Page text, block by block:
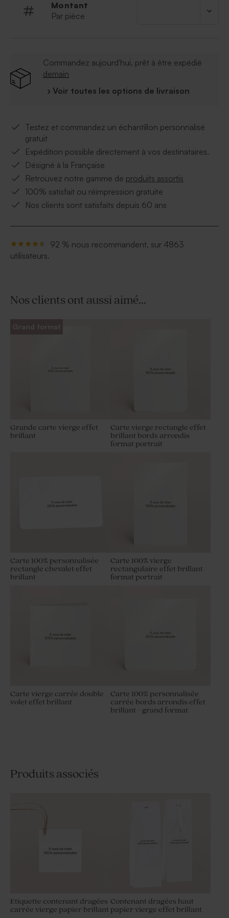
Montant
Par pièce
Commandez aujourd'hui, prêt à être expédié
demain
› Voir toutes les options de livraison
Testez et commandez un échantillon personnalisé
gratuit
Expédition possible directement à vos destinataires.
Désigné à la Française
Retrouvez notre gamme de produits assortis
100% satisfait ou réimpression gratuite
Nos clients sont satisfaits depuis 60 ans
92 % nous recommandent, sur 4863
utilisateurs.
Nos clients ont aussi aimé...
Grand format
Grande carte vierge effet
brillant
Carte vierge rectangle effet
brillant bords arrondis
format portrait
Carte 100% personnalisée
rectangle chevalet effet
brillant
Carte 100% vierge
rectangulaire effet brillant
format portrait
Carte vierge carrée double
volet effet brillant
Carte 100% personnalisée
carrée bords arrondis effet
brillant - grand format
Produits associés
Etiquette contenant dragées
carrée vierge papier brillant
Contenant dragées haut
papier vierge effet brillant